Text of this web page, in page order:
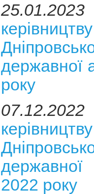
25.01.2023
державної
року
07.12.2022
державної
2022 року